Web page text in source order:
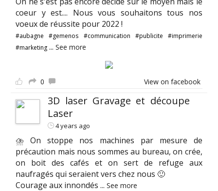
coeur y est.... Nous vous souhaitons tous nos
voeux de réussite pour 2022 !
#aubagne #gemenos #communication #publicite
#imprimerie
#marketing ...See more
0 View on facebook
3D laser Gravage et découpe
Laser
4 years ago
⛈ On stoppe nos machines par mesure de
précaution mais nous sommes au bureau, on crée,
on boit des cafés et on sert de refuge aux
naufragés qui seraient vers chez nous 🙂
Courage aux innondés...See more